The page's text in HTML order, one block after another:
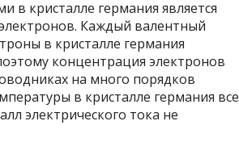
кристалле германия является
Каждый валентный
в кристалле германия
концентрация электронов
на много порядков
в кристалле германия все
электрического тока не